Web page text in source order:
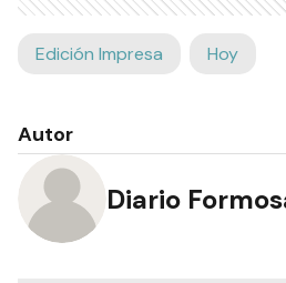
Edición Impresa Hoy
Autor
Diario